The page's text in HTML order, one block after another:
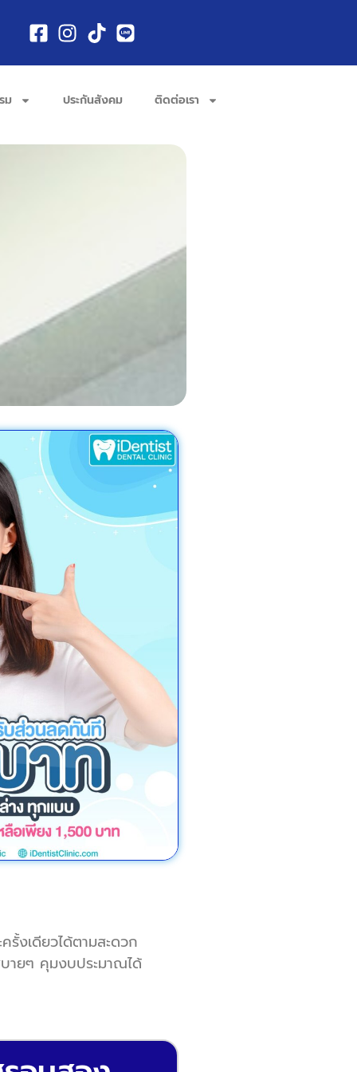
ม ประกันสังคม ติดต่อเรา
งเดียวได้ตามสะดวก
ายๆ คุมงบประมาณได้